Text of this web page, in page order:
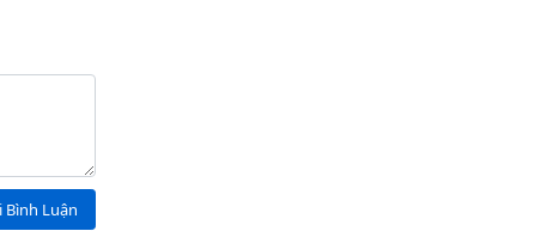
Bình Luận